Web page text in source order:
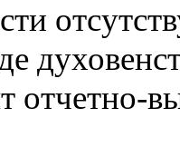
отчетно-